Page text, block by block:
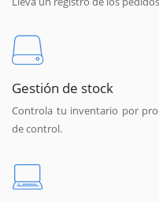
Gestión de stock
Controla tu inventario por
de control.